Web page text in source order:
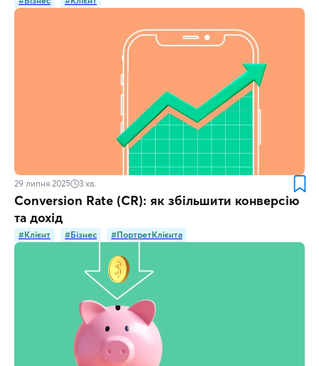
29 липня 2025 3 хв.
Conversion Rate (CR): як збільшити конверсію
та дохід
#Клієнт #Бізнес #ПортретКлієнта